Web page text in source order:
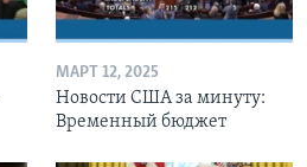
МАРТ 12, 2025
Новости США за минуту:
Временный бюджет